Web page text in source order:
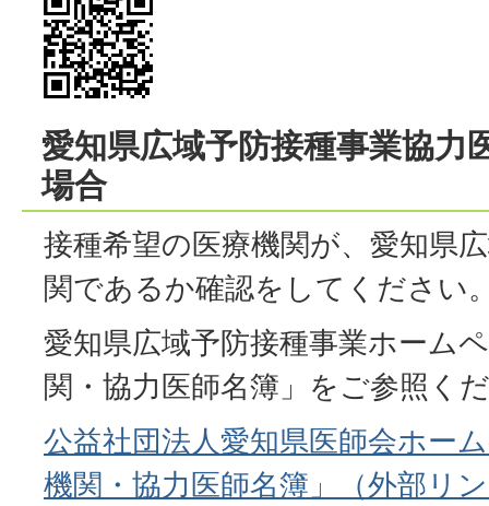
愛知県広域予防接種事業協力
場合
接種希望の医療機関が、愛知県
関であるか確認をしてください
愛知県広域予防接種事業ホーム
関・協力医師名簿」をご参照く
公益社団法人愛知県医師会ホー
機関・協力医師名簿」（外部リ